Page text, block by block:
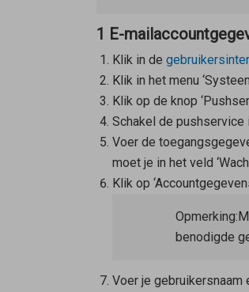
1 E-
Klik in de
Klik in het menu
Klik op de knop
Schakel de pushservice
Voer de
moet je in het veld
Klik op
Opmerking:
benodigde
Voer je gebruikersnaam